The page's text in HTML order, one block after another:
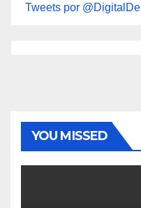
Tweets por
YOU MISSED